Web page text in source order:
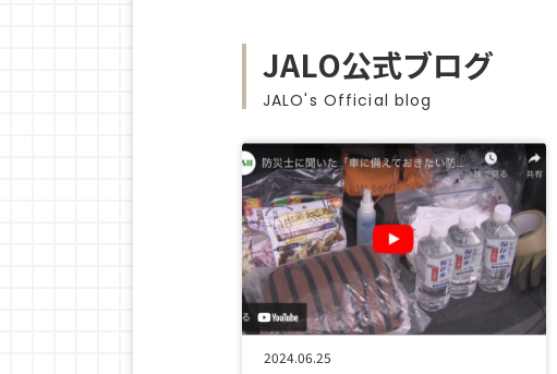
JALO公式ブログ
JALO's Official blog
2024.06.25